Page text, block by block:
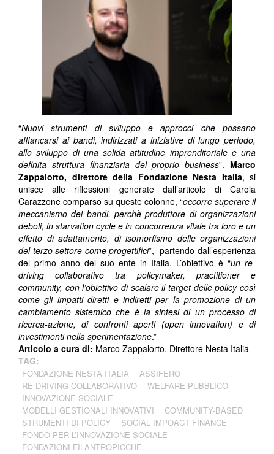
“Nuovi strumenti di sviluppo e approcci che possano
affiancarsi ai bandi, indirizzati a iniziative di lungo periodo,
allo sviluppo di una solida attitudine imprenditoriale e una
definita struttura finanziaria del proprio business”. Marco
Zappalorto, direttore della Fondazione Nesta Italia, si
unisce alle riflessioni generate dall’articolo di Carola
Carazzone comparso su queste colonne, “occorre superare il
meccanismo dei bandi, perchè produttore di organizzazioni
deboli, in starvation cycle e in concorrenza vitale tra loro e un
effetto di adattamento, di isomorfismo delle organizzazioni
del terzo settore come progettifici”, partendo dall’esperienza
del primo anno del suo ente in Italia. L’obiettivo è “un re-
driving collaborativo tra policymaker, practitioner e
community, con l’obiettivo di scalare il target delle policy così
come gli impatti diretti e indiretti per la promozione di un
cambiamento sistemico che è la sintesi di un processo di
ricerca-azione, di confronti aperti (open innovation) e di
investimenti nella sperimentazione.”
Articolo a cura di: Marco Zappalorto, Direttore Nesta Italia
TAG:
FONDAZIONE NESTA ITALIA
ASSIFERO
RE-DRIVING COLLABORATIVO
WELFARE PUBBLICO
INNOVAZIONE SOCIALE
MODELLI GESTIONALI INNOVATIVI
COMMUNITY-BASED
STRUMENTI DI POLICY
SOCIAL IMPOACT FINANCE
FONDO PER L’INNOVAZIONE SOCIALE
FONDAZIONI FILANTROPICCHE.